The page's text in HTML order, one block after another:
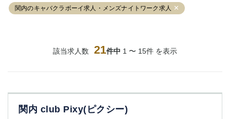
関内のキャバクラボーイ求人・メンズナイトワーク求人
該当求人数 21件中 1 〜 15件 を表示
関内 club Pixy(ピクシー)
八王子
恵比寿
五反田
赤羽
品川